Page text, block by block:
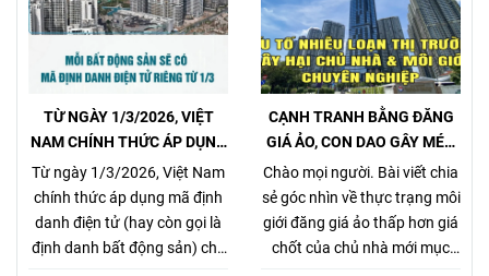
TỪ NGÀY 1/3/2026, VIỆT
NAM CHÍNH THỨC ÁP DỤNG
MÃ ĐỊNH DANH BẤT ĐỘNG
SẢN
Từ ngày 1/3/2026, Việt Nam
chính thức áp dụng mã định
danh điện tử (hay còn gọi là
định danh bất động sản) cho
CẠNH TRANH BẰNG ĐĂNG
GIÁ ẢO, CON DAO GÂY MÉO
MÓ THỊ TRƯỜNG, GÂY HẠI
CHỦ NHÀ VÀ NHÀ MÔI GIỚI
CHÂN CHÍNH
Chào mọi người. Bài viết chia
sẻ góc nhìn về thực trạng môi
giới đăng giá ảo thấp hơn giá
chốt của chủ nhà mới mục